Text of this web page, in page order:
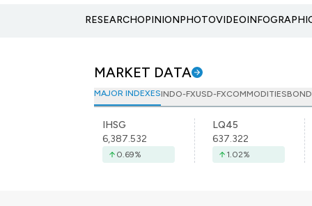
RESEARCHOPINIONPHOTOVIDEO
MARKET DATA
MAJOR INDEXESINDO-FXUSD-FXCOMMODITIES
IHSG
6,387.532
0.69%
LQ45
637.322
1.02%